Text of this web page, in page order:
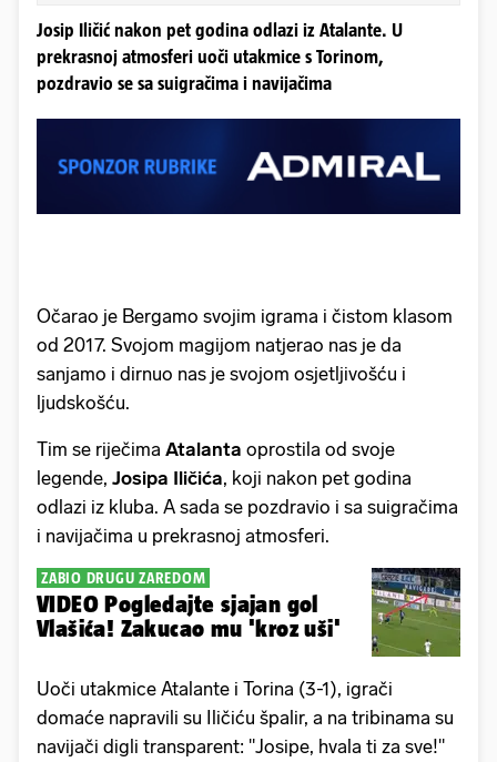
Josip Iličić nakon pet godina odlazi iz Atalante. U
prekrasnoj atmosferi uoči utakmice s Torinom,
pozdravio se sa suigračima i navijačima
Očarao je Bergamo svojim igrama i čistom klasom
od 2017. Svojom magijom natjerao nas je da
sanjamo i dirnuo nas je svojom osjetljivošću i
ljudskošću.
Tim se riječima Atalanta oprostila od svoje
legende, Josipa Iličića, koji nakon pet godina
odlazi iz kluba. A sada se pozdravio i sa suigračima
i navijačima u prekrasnoj atmosferi.
ZABIO DRUGU ZAREDOM
VIDEO Pogledajte sjajan gol
Vlašića! Zakucao mu 'kroz uši'
Uoči utakmice Atalante i Torina (3-1), igrači
domaće napravili su Iličiću špalir, a na tribinama su
navijači digli transparent: "Josipe, hvala ti za sve!"